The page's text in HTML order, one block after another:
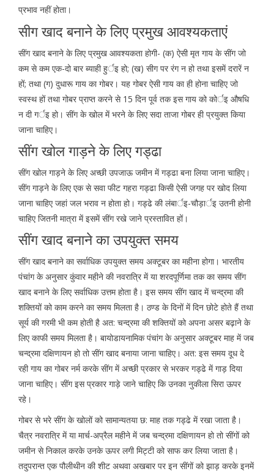
प्रभाव नहीं होता।
सीग खाद बनाने के लिए प्रमुख आवश्यकताएं
सींग खाद बनाने के लिए प्रमुख आवश्यकता होगी- (क) ऐसी मृत गाय के सींग जो
कम से कम एक-दो बार ब्याही हुर्इ हो; (ख) सीग पर रंग न हो तथा इसमें दरारें न
हों; तथा (ग) दुधारू गाय का गोबर। यह गोबर ऐसी गाय का ही होना चाहिए जो
स्वस्थ हों तथा गोबर प्राप्त करने से 15 दिन पूर्व तक इस गाय को कोर्इ औषधि
न दी गर्इ हो। सींग के खोल में भरने के लिए सदा ताजा गोबर ही प्रयुक्त किया
जाना चाहिए।
सींग खोल गाड़ने के लिए गड्ढा
सींग खोल गाड़ने के लिए अच्छी उपजाऊ जमीन में गड्ढा बना लिया जाना चाहिए।
सींग गाड़ने के लिए एक से सवा फीट गहरा गड्ढा किसी ऐसी जगह पर खोद लिया
जाना चाहिए जहां जल भराव न होता हो। गड्ढे की लंबार्इ-चौड़ार्इ उतनी होनी
चाहिए जितनी मात्रा में इसमें सींग रखे जाने प्रस्तावित हों।
सींग खाद बनाने का उपयुक्त समय
सींग खाद बनाने का सर्वाधिक उपयुक्त समय अक्टूबर का महीना होगा। भारतीय
पंचांग के अनुसार कुंवार महीने की नवरात्रि में या शरदपूर्णिमा तक का समय सींग
खाद बनाने के लिए सर्वाधिक उत्तम होता है। इस समय सींग खाद में चन्द्रमा की
शक्तियों को काम करने का समय मिलता है। ठण्ड के दिनों में दिन छोटे होते हैं तथा
सूर्य की गरमी भी कम होती है अत: चन्द्रमा की शक्तियों को अपना असर बढ़ाने के
लिए काफी समय मिलता है। बायोडायनामिक पंचांग के अनुसार अक्टूबर माह में जब
चन्द्रमा दक्षिणायन हो तो सींग खाद बनाया जाना चाहिए। अत: इस समय दूध दे
रही गाय का गोबर नर्म करके सींग में अच्छी प्रकार से भरकर गड्ढे में गाड़ दिया
जाना चाहिए। सींग इस प्रकार गाड़े जाने चाहिए कि उनका नुकीला सिरा ऊपर
रहे।
गोबर से भरे सींग के खोलों को सामान्यतया छ: माह तक गड्ढे में रखा जाता है।
चैत्र नवरात्रि में या मार्च-अप्रैल महीने में जब चन्द्रमा दक्षिणायन हो तो सींगों को
जमीन से निकाल करके उनके ऊपर लगी मिट्टी को साफ कर लिया जाता है।
तदुपरान्त एक पौलीथीन की शीट अथवा अखबार पर इन सींगों को झाड़ करके इनमें